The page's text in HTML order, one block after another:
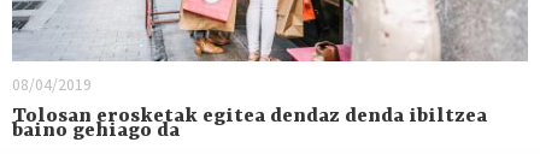
08/04/2019
Tolosan erosketak egitea dendaz denda ibiltzea
baino gehiago da